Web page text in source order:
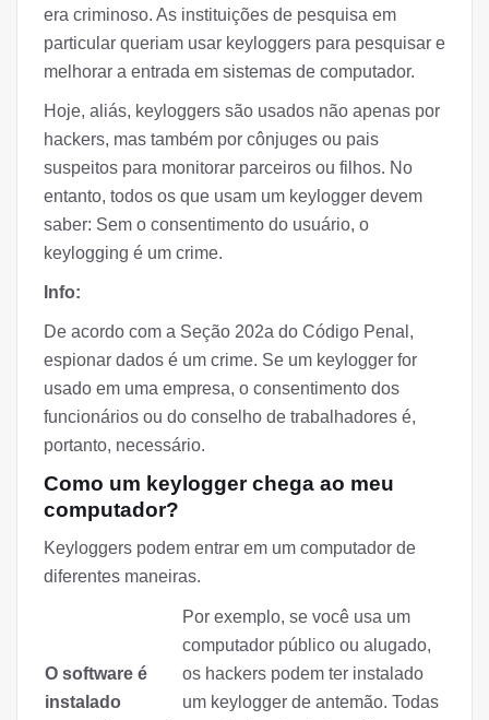
era criminoso. As instituições de pesquisa em
particular queriam usar keyloggers para pesquisar e
melhorar a entrada em sistemas de computador.
Hoje, aliás, keyloggers são usados não apenas por
hackers, mas também por cônjuges ou pais
suspeitos para monitorar parceiros ou filhos. No
entanto, todos os que usam um keylogger devem
saber: Sem o consentimento do usuário, o
keylogging é um crime.
Info:
De acordo com a Seção 202a do Código Penal,
espionar dados é um crime. Se um keylogger for
usado em uma empresa, o consentimento dos
funcionários ou do conselho de trabalhadores é,
portanto, necessário.
Como um keylogger chega ao meu
computador?
Keyloggers podem entrar em um computador de
diferentes maneiras.
O software é
instalado
Por exemplo, se você usa um
computador público ou alugado,
os hackers podem ter instalado
um keylogger de antemão. Todas